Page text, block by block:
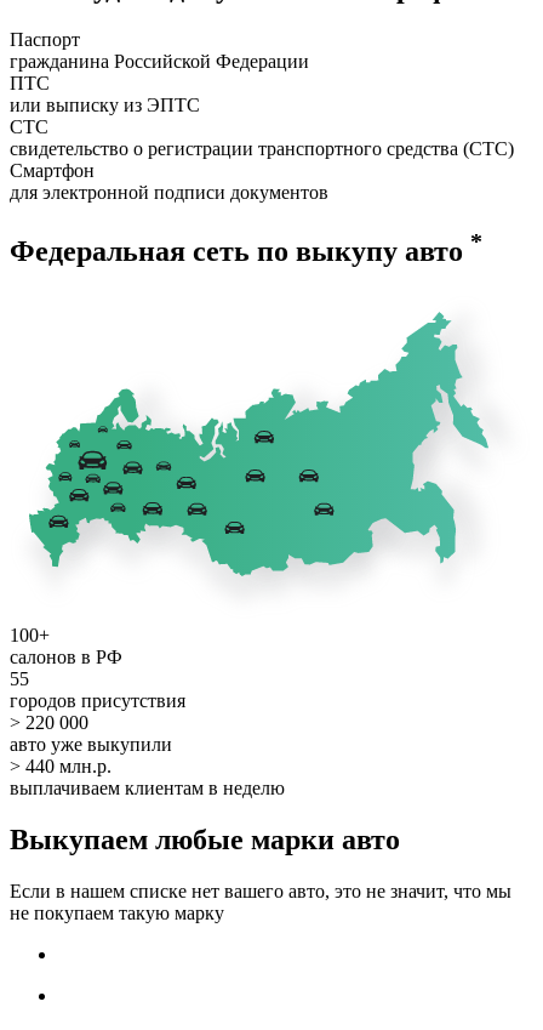
Паспорт
гражданина Российской Федерации
ПТС
или выписку из ЭПТС
СТС
свидетельство о регистрации транспортного средства (СТС)
Смартфон
для электронной подписи документов
Федеральная сеть по выкупу авто *
100+
салонов в РФ
55
городов присутствия
> 220 000
авто уже выкупили
> 440 млн.р.
выплачиваем клиентам в неделю
Выкупаем любые марки авто
Если в нашем списке нет вашего авто, это не значит, что мы
не покупаем такую марку